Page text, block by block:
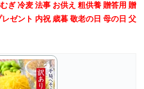
ぎ 冷麦 法事 お供え 粗供養 贈答用 贈
レゼント 内祝 歳暮 敬老の日 母の日 父